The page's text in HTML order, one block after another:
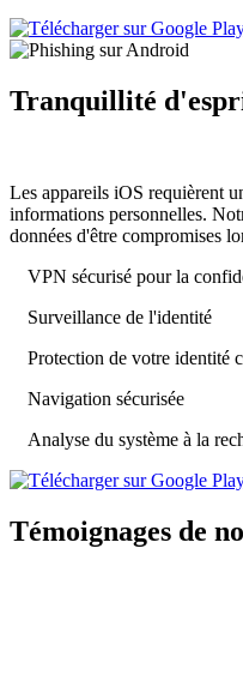
Tranquillité
Les appareils iOS requièrent
informations personnelles.
données d'être compromises
VPN sécurisé pour la
Surveillance de l'identité
Protection de votre identité
Navigation sécurisée
Analyse du système à la
Témoignages de